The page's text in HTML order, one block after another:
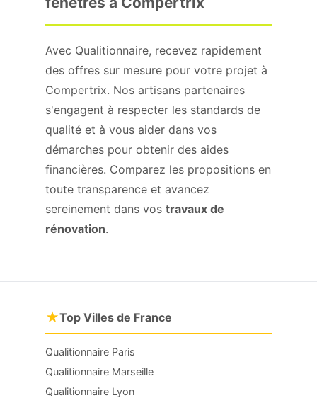
Avec Qualitionnaire, recevez rapidement
des offres sur mesure pour votre projet à
Compertrix. Nos artisans partenaires
s'engagent à respecter les standards de
qualité et à vous aider dans vos
démarches pour obtenir des aides
financières. Comparez les propositions en
toute transparence et avancez
sereinement dans vos travaux de
rénovation.
★Top Villes de France
Qualitionnaire Paris
Qualitionnaire Marseille
Qualitionnaire Lyon